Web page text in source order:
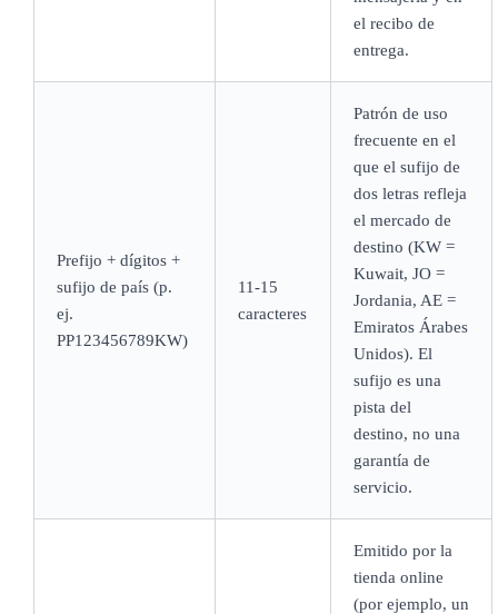
el recibo de
entrega.
Prefijo + dígitos +
sufijo de país (p.
ej.
PP123456789KW)
11-15
caracteres
Patrón de uso
frecuente en el
que el sufijo de
dos letras refleja
el mercado de
destino (KW =
Kuwait, JO =
Jordania, AE =
Emiratos Árabes
Unidos). El
sufijo es una
pista del
destino, no una
garantía de
servicio.
Emitido por la
tienda online
(por ejemplo, un